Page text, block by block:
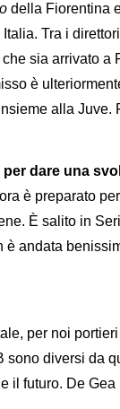
della Fiorentina
Tra i
sia arrivato a
è
alla Juve.
dare una
è preparato
È salito in
andata
per noi
sono diversi da
il futuro. De Gea